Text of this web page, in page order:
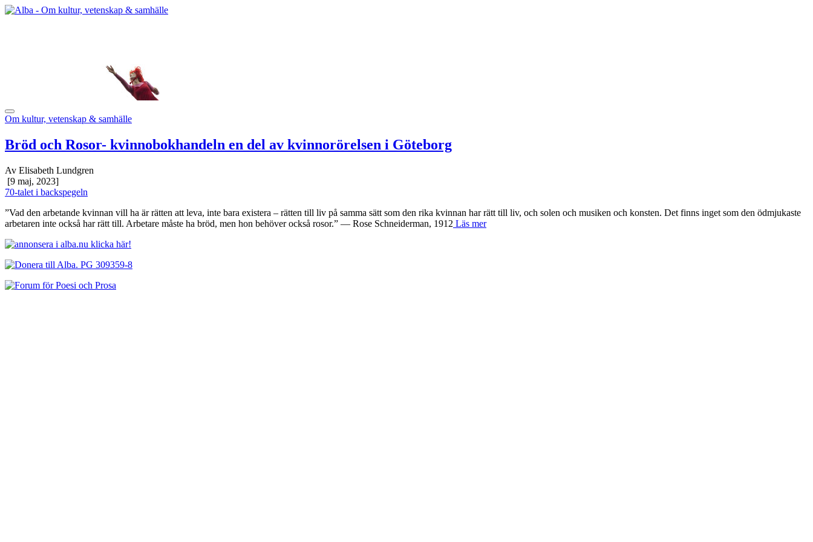
Om kultur, vetenskap & samhälle
Bröd och Rosor- kvinnobokhandeln en del av kvinnorörelsen i Göteborg
Av Elisabeth Lundgren
[9 maj, 2023]
70-talet i backspegeln
”Vad den arbetande kvinnan vill ha är rätten att leva, inte bara existera – rätten till liv på samma sätt som den rika kvinnan har rätt till liv, och solen och musiken och konsten. Det finns inget som den ödmjukaste
arbetaren inte också har rätt till. Arbetare måste ha bröd, men hon behöver också rosor.” — Rose Schneiderman, 1912 Läs mer